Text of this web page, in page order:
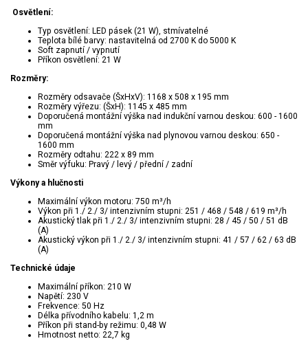
Osvětlení:
Typ osvětlení: LED pásek (21 W), stmívatelné
Teplota bílé barvy: nastavitelná od 2700 K do 5000 K
Soft zapnutí / vypnutí
Příkon osvětlení: 21 W
Rozměry:
Rozměry odsavače (ŠxHxV): 1168 x 508 x 195 mm
Rozměry výřezu: (ŠxH): 1145 x 485 mm
Doporučená montážní výška nad indukční varnou deskou: 600 - 1600
mm
Doporučená montážní výška nad plynovou varnou deskou: 650 -
1600 mm
Rozměry odtahu: 222 x 89 mm
Směr výfuku: Pravý / levý / přední / zadní
Výkony a hlučnosti
Maximální výkon motoru: 750 m³/h
Výkon při 1./ 2./ 3/ intenzivním stupni: 251 / 468 / 548 / 619 m³/h
Akustický tlak při 1./ 2./ 3/ intenzivním stupni: 28 / 45 / 50 / 51 dB
(A)
Akustický výkon při 1./ 2./ 3/ intenzivním stupni: 41 / 57 / 62 / 63 dB
(A)
Technické údaje
Maximální příkon: 210 W
Napětí: 230 V
Frekvence: 50 Hz
Délka přívodního kabelu: 1,2 m
Příkon při stand-by režimu: 0,48 W
Hmotnost netto: 22,7 kg